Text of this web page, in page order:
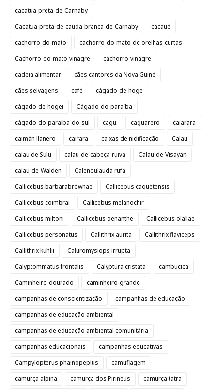
cacatua-preta-de-Carnaby
Cacatua-preta-de-cauda-branca-de-Carnaby
cacaué
cachorro-do-mato
cachorro-do-mato-de orelhas-curtas
Cachorro-do-mato-vinagre
cachorro-vinagre
cadeia alimentar
cães cantores da Nova Guiné
cães selvagens
café
cágado-de-hoge
cágado-de-hogei
Cágado-do-paraíba
cágado-do-paraíba-do-sul
cagu. caguarero
caiarara
caimàn llanero
cairara caixas de nidificação
Calau
calau de Sulu
calau-de-cabeça-ruiva
Calau-de-Visayan
calau-de-Walden
Calendulauda rufa
Callicebus barbarabrownae
Callicebus caquetensis
Callicebus coimbrai
Callicebus melanochir
Callicebus miltoni
Callicebus oenanthe
Callicebus olallae
Callicebus personatus
Callithrix aurita
Callithrix flaviceps
Callithrix kuhlii
Caluromysiops irrupta
Calyptommatus frontalis
Calyptura cristata
cambucica
Caminheiro-dourado
caminheiro-grande
campanhas de conscientização
campanhas de educação
campanhas de educação ambiental
campanhas de educação ambiental comunitária
campanhas educacionais
campanhas educativas
Campylopterus phainopeplus
camuflagem
camurça alpina
camurça dos Pirineus
camurça tatra